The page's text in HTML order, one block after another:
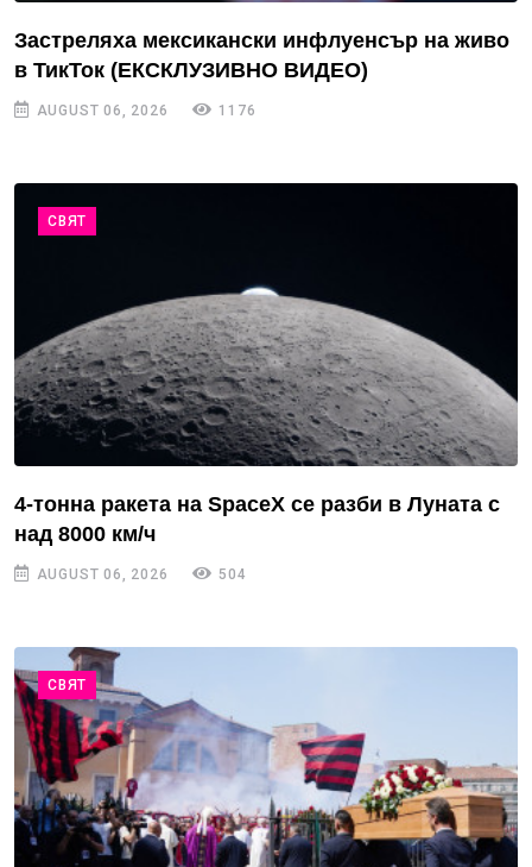
Застреляха мексикански инфлуенсър на живо
в ТикТок (ЕКСКЛУЗИВНО ВИДЕО)
AUGUST 06, 2026 1176
СВЯТ
4-тонна ракета на SpaceX се разби в Луната с
над 8000 км/ч
AUGUST 06, 2026 504
СВЯТ